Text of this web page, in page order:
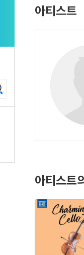
아티스트
아티스트